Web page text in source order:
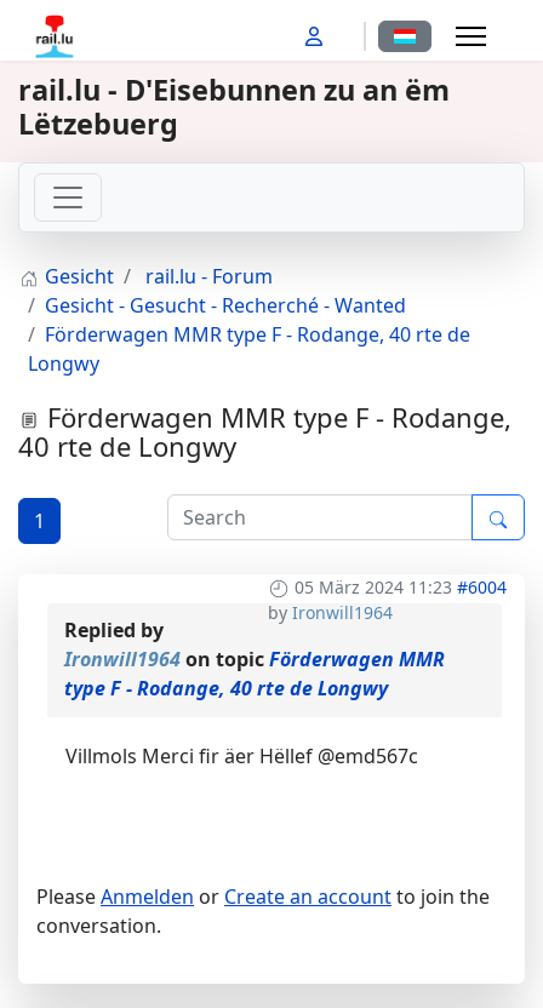
Sprache
rail.lu - D'Eisebunnen zu an ëm
Lëtzebuerg
Gesicht
rail.lu - Forum
Gesicht - Gesucht - Recherché - Wanted
Förderwagen MMR type F - Rodange, 40 rte de
Longwy
Förderwagen MMR type F - Rodange,
40 rte de Longwy
1
05 März 2024 11:23 #6004
by Ironwill1964
Replied by
Ironwill1964on topicFörderwagen MMR
type F - Rodange, 40 rte de Longwy
Villmols Merci fir äer Hëllef @emd567c
PleaseAnmelden or Create an accountto join the
conversation.